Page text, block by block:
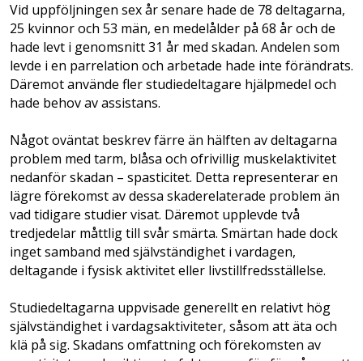
Vid uppföljningen sex år senare hade de 78 deltagarna,
25 kvinnor och 53 män, en medel­ålder på 68 år och de
hade levt i genomsnitt 31 år med skadan. Andelen som
levde i en parrelation och arbetade hade inte förändrats.
Däremot använde fler studiedeltagare hjälpmedel och
hade behov av assistans.
Något oväntat beskrev färre än hälften av deltagarna
problem med tarm, blåsa och ofrivillig muskelaktivitet
nedanför skadan – spasticitet. Detta representerar en
lägre förekomst av dessa skaderelaterade problem än
vad tidigare studier visat. Däremot upplevde två
tredjedelar måttlig till svår smärta. Smärtan hade dock
inget samband med självständighet i vardagen,
deltagande i fysisk aktivitet eller livstillfredsställelse.
Studiedeltagarna uppvisade generellt en relativt hög
självständighet i vardagsaktiviteter, såsom att äta och
klä på sig. Skadans omfattning och förekomsten av